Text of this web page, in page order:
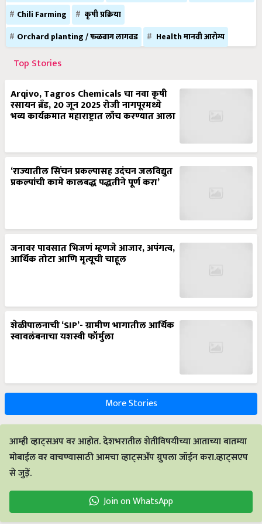
Chili Farming
कृषी प्रक्रिया
Orchard planting / फळबाग लागवड
Health मानवी आरोग्य
Top Stories
Arqivo, Tagros Chemicals चा नवा कृषी
रसायन ब्रँड, 20 जून 2025 रोजी नागपूरमध्ये
भव्य कार्यक्रमात महाराष्ट्रात लाँच करण्यात आला
‘राज्यातील सिंचन प्रकल्पासह उदंचन जलविद्युत
प्रकल्पांची कामे कालबद्ध पद्धतीने पूर्ण करा’
जनावर पावसात भिजणं म्हणजे आजार, अपंगत्व,
आर्थिक तोटा आणि मृत्यूची चाहूल
शेळीपालनाची ‘SIP’- ग्रामीण भागातील आर्थिक
स्वावलंबनाचा यशस्वी फॉर्मुला
More Stories
आम्ही व्हाट्सअप वर आहोत. देशभरातील शेतीविषयीच्या आताच्या बातम्या
मोबाईल वर वाचण्यासाठी आमचा व्हाट्सअँप ग्रुपला जॉईन करा.व्हाट्सएप
से जुड़ें.
Join on WhatsApp